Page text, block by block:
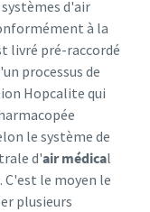
d'air
à la
livré pré-raccordé
processus de
Hopcalite qui
le système de
d'air médical
le moyen le
plusieurs